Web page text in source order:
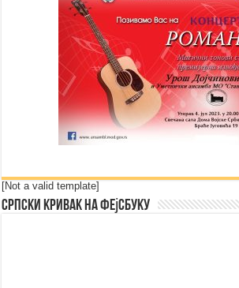
[Not a valid template]
Српски Кривак на Фејсбуку